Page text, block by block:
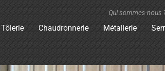
Qui sommes-nous
Tôlerie Chaudronnerie Métallerie